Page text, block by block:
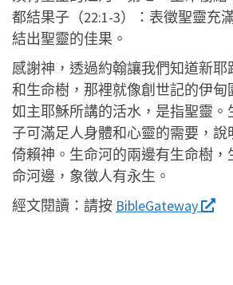
都結果子（22:1-3）：表徵聖靈充
結出聖靈的佳果。
感謝神，透過約翰讓我們知道新
和生命樹，那裡就像創世記的伊
如主耶穌所講的活水，是指聖靈。
子可滿足人身體和心靈的需要，說
倚賴神。生命河的兩邊有生命樹，
命河邊，象徵人有永生。
經文閱讀： 請按 BibleGateway